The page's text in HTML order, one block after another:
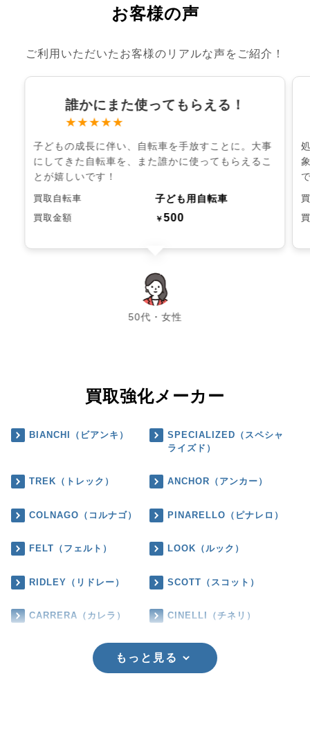
お客様の声
ご利用いただいたお客様のリアルな声をご紹介！
誰かにまた使ってもらえる！
★★★★★
子どもの成長に伴い、自転車を手放すことに。大事
にしてきた自転車を、また誰かに使ってもらえるこ
とが嬉しいです！
買取自転車 子ども用自転車
買取金額 ￥500
50代・女性
chevron_left chevron_right
買取強化メーカー
BIANCHI（ビアンキ）
SPECIALIZED（スペシャ
ライズド）
TREK（トレック） ANCHOR（アンカー）
COLNAGO（コルナゴ） PINARELLO（ピナレロ）
FELT（フェルト） LOOK（ルック）
RIDLEY（リドレー） SCOTT（スコット）
CARRERA（カレラ） CINELLI（チネリ）
もっと見る